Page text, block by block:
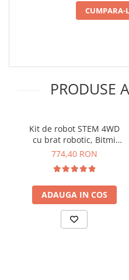
Descarcatoare de
Tablouri Electrice
Stabilizatoare de Tensiune
Banda Izolatoare
Panouri Fotovoltaice
Smart Home
Prize Inteligente
Module Smart Home
CUMPARA-
PRODUSE
Kit de robot STEM 4WD
cu brat robotic, Bitmi
10006
774,40 RON
ADAUGA IN COS